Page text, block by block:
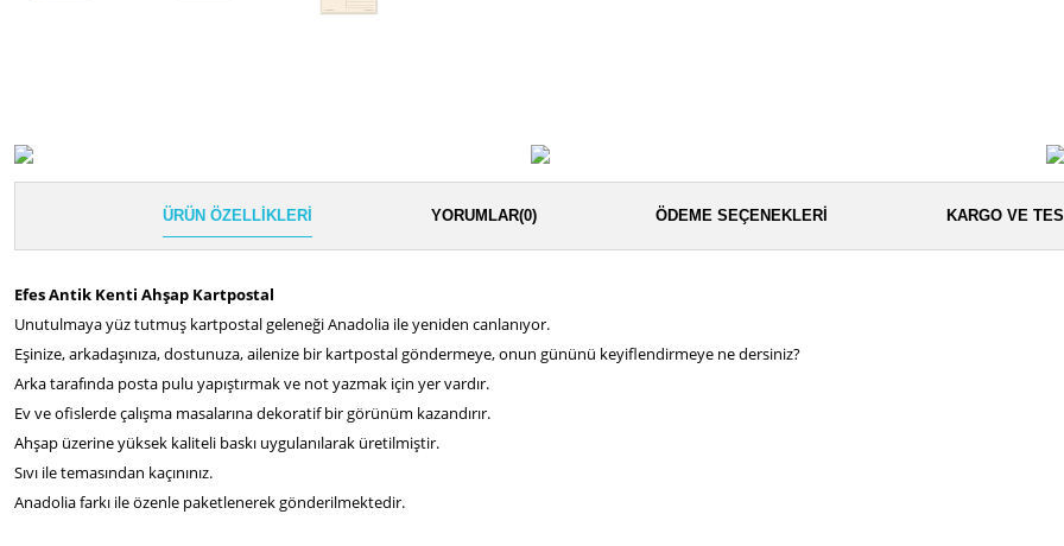
ÜRÜN ÖZELLIKLERI YORUMLAR(0) ÖDEME SEÇENEKLERI KARGO VE
Efes Antik Kenti Ahşap Kartpostal
Unutulmaya yüz tutmuş kartpostal geleneği Anadolia ile yeniden canlanıyor.
Eşinize, arkadaşınıza, dostunuza, ailenize bir kartpostal göndermeye, onun gününü keyiflendirmeye ne dersiniz?
Arka tarafında posta pulu yapıştırmak ve not yazmak için yer vardır.
Ev ve ofislerde çalışma masalarına dekoratif bir görünüm kazandırır.
Ahşap üzerine yüksek kaliteli baskı uygulanılarak üretilmiştir.
Sıvı ile temasından kaçınınız.
Anadolia farkı ile özenle paketlenerek gönderilmektedir.